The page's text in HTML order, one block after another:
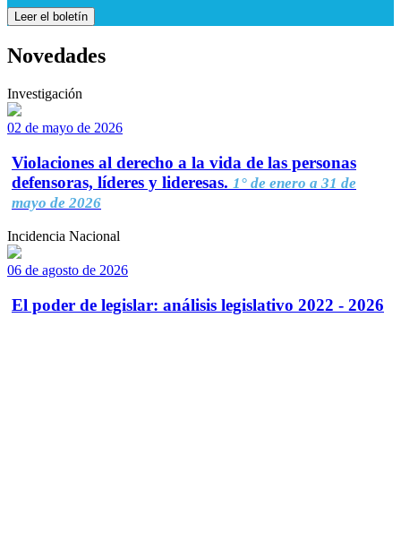
Leer el boletín
Novedades
Investigación
02 de mayo de 2026
Violaciones al derecho a la vida de las personas
defensoras, líderes y lideresas. 1° de enero a 31 de
mayo de 2026
Incidencia Nacional
06 de agosto de 2026
El poder de legislar: análisis legislativo 2022 - 2026